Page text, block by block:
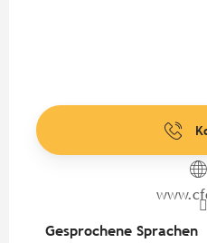
Gesprochene Sprachen
Gesprochene Sprachen